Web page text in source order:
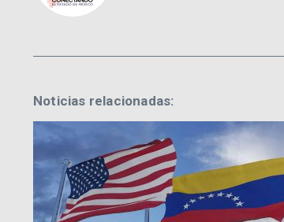
Noticias relacionadas: